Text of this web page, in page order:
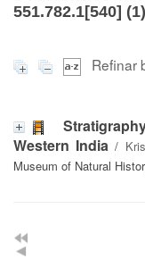
551.782.1[540] (1)
Refinar
Western India /
Museum of Natural